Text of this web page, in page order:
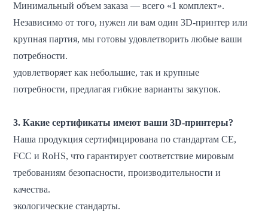
Минимальный объем заказа — всего «1 комплект».
Независимо от того, нужен ли вам один 3D-принтер или
крупная партия, мы готовы удовлетворить любые ваши
потребности.
удовлетворяет как небольшие, так и крупные
потребности, предлагая гибкие варианты закупок.
3. Какие сертификаты имеют ваши 3D-принтеры?
Наша продукция сертифицирована по стандартам CE,
FCC и RoHS, что гарантирует соответствие мировым
требованиям безопасности, производительности и
качества.
экологические стандарты.